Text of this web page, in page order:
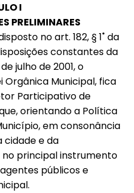
I
PRELIMINARES
no art. 182, § 1˚ da
constantes da
julho de 2001, o
Orgânica Municipal, fica
Participativo de
orientando a Política
em consonância
cidade e da
principal instrumento
públicos e